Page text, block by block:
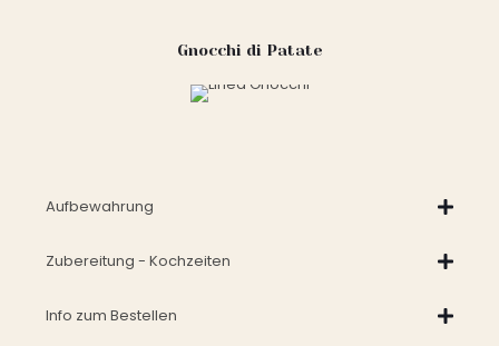
Gnocchi di Patate
Aufbewahrung
Zubereitung - Kochzeiten
Info zum Bestellen